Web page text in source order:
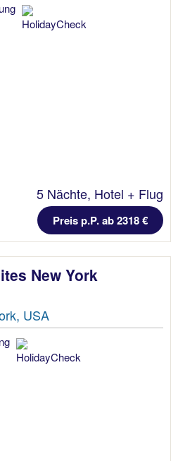
5 Nächte, Hotel + Flug
Preis p.P. ab 2318 €
New York
USA